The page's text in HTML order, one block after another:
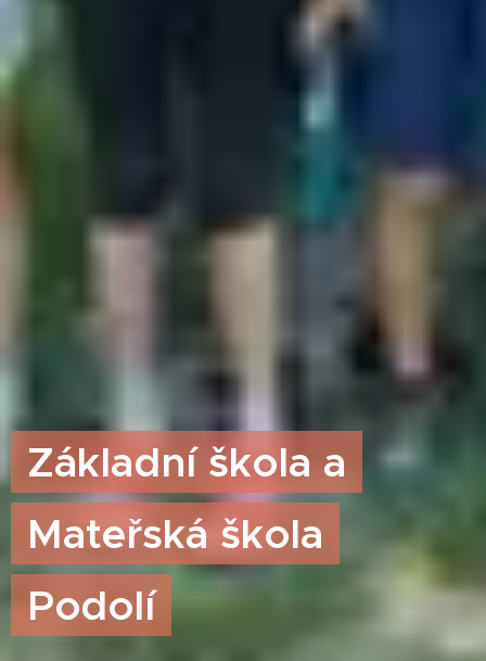
Základní škola a
Mateřská škola
Podolí